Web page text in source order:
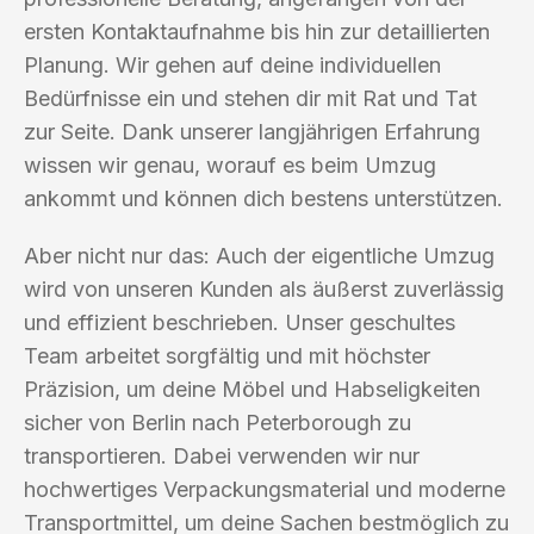
ersten Kontaktaufnahme bis hin zur detaillierten
Planung. Wir gehen auf deine individuellen
Bedürfnisse ein und stehen dir mit Rat und Tat
zur Seite. Dank unserer langjährigen Erfahrung
wissen wir genau, worauf es beim Umzug
ankommt und können dich bestens unterstützen.
Aber nicht nur das: Auch der eigentliche Umzug
wird von unseren Kunden als äußerst zuverlässig
und effizient beschrieben. Unser geschultes
Team arbeitet sorgfältig und mit höchster
Präzision, um deine Möbel und Habseligkeiten
sicher von Berlin nach Peterborough zu
transportieren. Dabei verwenden wir nur
hochwertiges Verpackungsmaterial und moderne
Transportmittel, um deine Sachen bestmöglich zu